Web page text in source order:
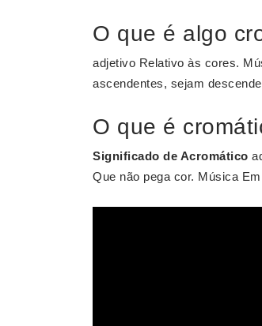
O que é algo
adjetivo Relativo às cores.
ascendentes, sejam
O que é
Significado de Acromático
Que não pega cor. Música